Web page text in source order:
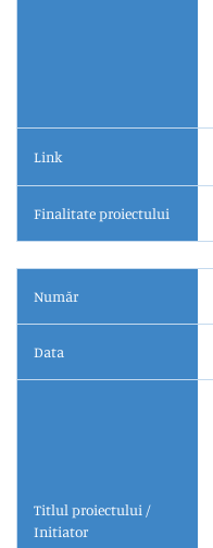
Link
Finalitate proiectului
Număr
Data
Titlul proiectului /
Initiator